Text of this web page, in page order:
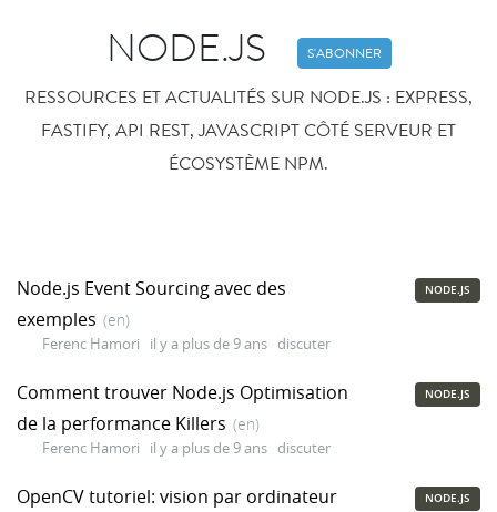
NODE.JS S'ABONNER
RESSOURCES ET ACTUALITÉS SUR NODE.JS : EXPRESS,
FASTIFY, API REST, JAVASCRIPT CÔTÉ SERVEUR ET
ÉCOSYSTÈME NPM.
Node.js Event Sourcing avec des
exemples (en)
Ferenc Hamori il y a plus de 9 ans discuter
NODE.JS
Comment trouver Node.js Optimisation
de la performance Killers (en)
Ferenc Hamori il y a plus de 9 ans discuter
NODE.JS
OpenCV tutoriel: vision par ordinateur
NODE.JS